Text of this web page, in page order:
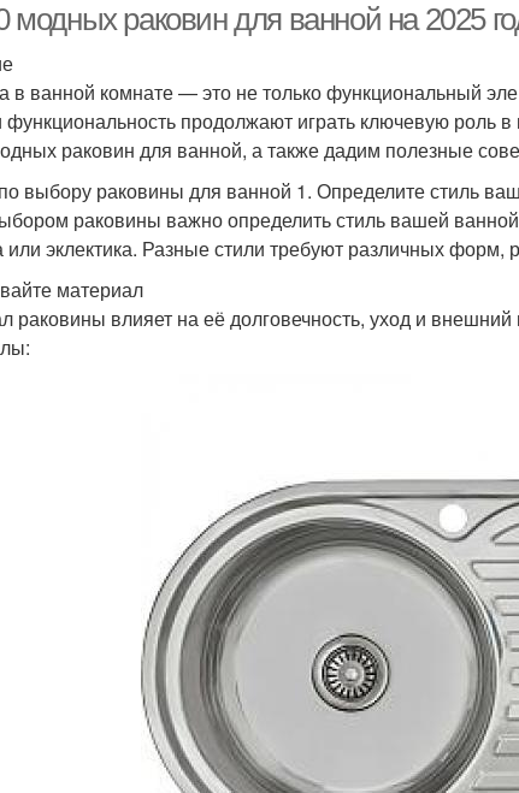
модных раковин для ванной на 2025
в ванной комнате — это не только функциональный
функциональность продолжают играть ключевую роль
раковин для ванной, а также дадим полезные
выбору раковины для ванной 1. Определите стиль
раковины важно определить стиль вашей
или эклектика. Разные стили требуют различных форм,
материал
раковины влияет на её долговечность, уход и